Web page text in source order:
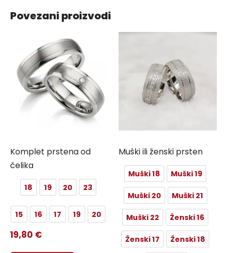
Povezani proizvodi
Komplet prstena od
čelika
18 19 20 23
15 16 17 19 20
19,80 €
Muški ili ženski prsten
Muški 18 Muški 19
Muški 20 Muški 21
Muški 22 Ženski 16
Ženski 17 Ženski 18